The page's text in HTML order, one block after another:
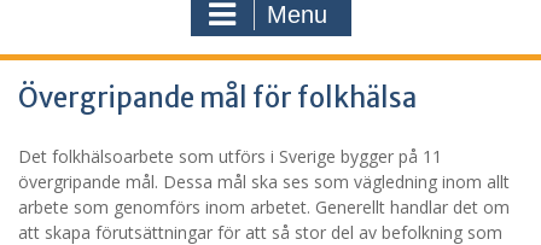
Menu
Övergripande mål för folkhälsa
Det folkhälsoarbete som utförs i Sverige bygger på 11
övergripande mål. Dessa mål ska ses som vägledning inom allt
arbete som genomförs inom arbetet. Generellt handlar det om
att skapa förutsättningar för att så stor del av befolkning som